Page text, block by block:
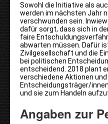
Sowohl die Initiative als
werden im nächsten Jahr
verschwunden sein.
dafür sorgt, dass sich in
faire
abwarten müssen. Dafür
Zivilgesellschaft und die
bei politischen
entscheidend. 2018 plant
verschiedene Aktionen
Entscheidungsträger/
und sie zum Handeln
Angaben zur